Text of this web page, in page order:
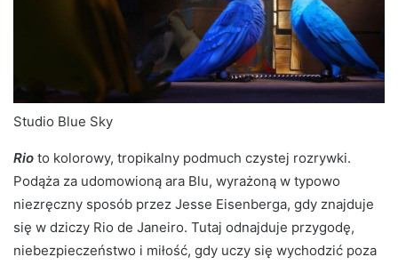
Studio Blue Sky
Rio to kolorowy, tropikalny podmuch czystej rozrywki.
Podąża za udomowioną ara Blu, wyrażoną w typowo
niezręczny sposób przez Jesse Eisenberga, gdy znajduje
się w dziczy Rio de Janeiro. Tutaj odnajduje przygodę,
niebezpieczeństwo i miłość, gdy uczy się wychodzić poza